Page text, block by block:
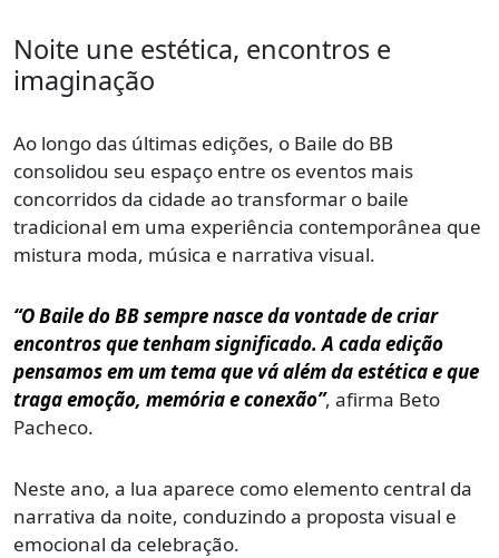
Noite une estética, encontros e
imaginação
Ao longo das últimas edições, o Baile do BB
consolidou seu espaço entre os eventos mais
concorridos da cidade ao transformar o baile
tradicional em uma experiência contemporânea que
mistura moda, música e narrativa visual.
“O Baile do BB sempre nasce da vontade de criar
encontros que tenham significado. A cada edição
pensamos em um tema que vá além da estética e que
traga emoção, memória e conexão”, afirma Beto
Pacheco.
Neste ano, a lua aparece como elemento central da
narrativa da noite, conduzindo a proposta visual e
emocional da celebração.